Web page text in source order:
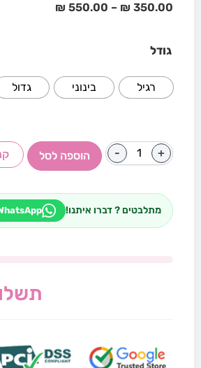
₪ 350.00
–
₪ 550.00
גודל
רגיל בינוני גדול
- + הוספה לסל
מתלבטים ? דברו איתנו!